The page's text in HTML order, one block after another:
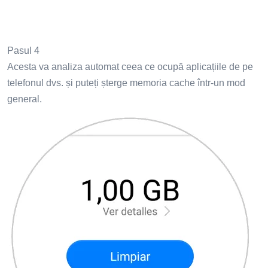
Pasul 4
Acesta va analiza automat ceea ce ocupă aplicațiile de pe
telefonul dvs. și puteți șterge memoria cache într-un mod
general.